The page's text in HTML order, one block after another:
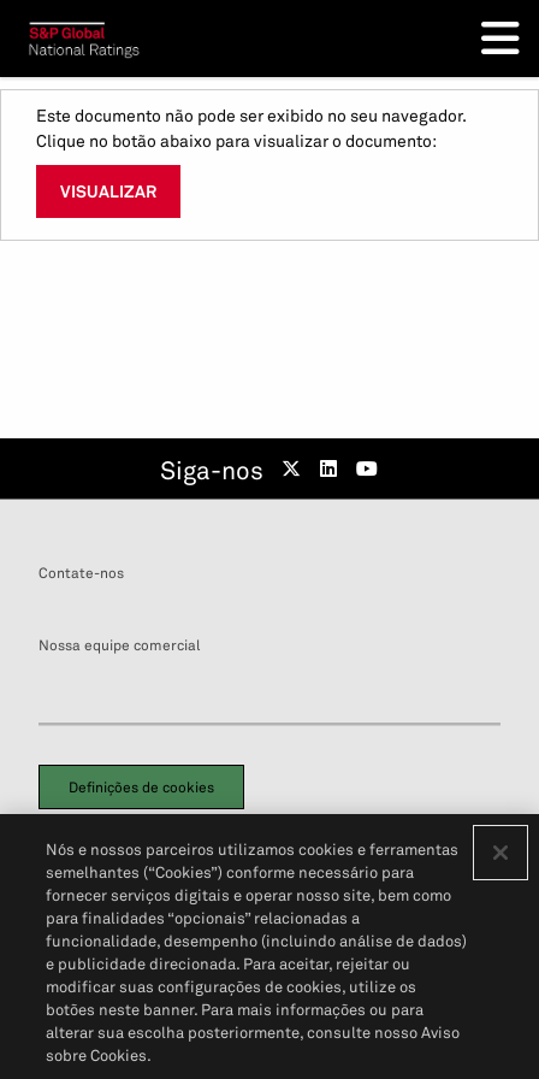
Este documento não pode ser exibido no seu navegador.
Clique no botão abaixo para visualizar o documento:
VISUALIZAR
Siga-nos
Contate-nos
Nossa equipe comercial
Definições de cookies
Política de PrivacidadePortal de privacidade do cliente (em inglês)
Não Venda Minhas Informações Pessoais© 2026 S&P Global
Nós e nossos parceiros utilizamos cookies e ferramentas
semelhantes (“Cookies”) conforme necessário para
fornecer serviços digitais e operar nosso site, bem como
para finalidades “opcionais” relacionadas a
funcionalidade, desempenho (incluindo análise de dados)
e publicidade direcionada. Para aceitar, rejeitar ou
modificar suas configurações de cookies, utilize os
botões neste banner. Para mais informações ou para
alterar sua escolha posteriormente, consulte nosso Aviso
sobre Cookies.